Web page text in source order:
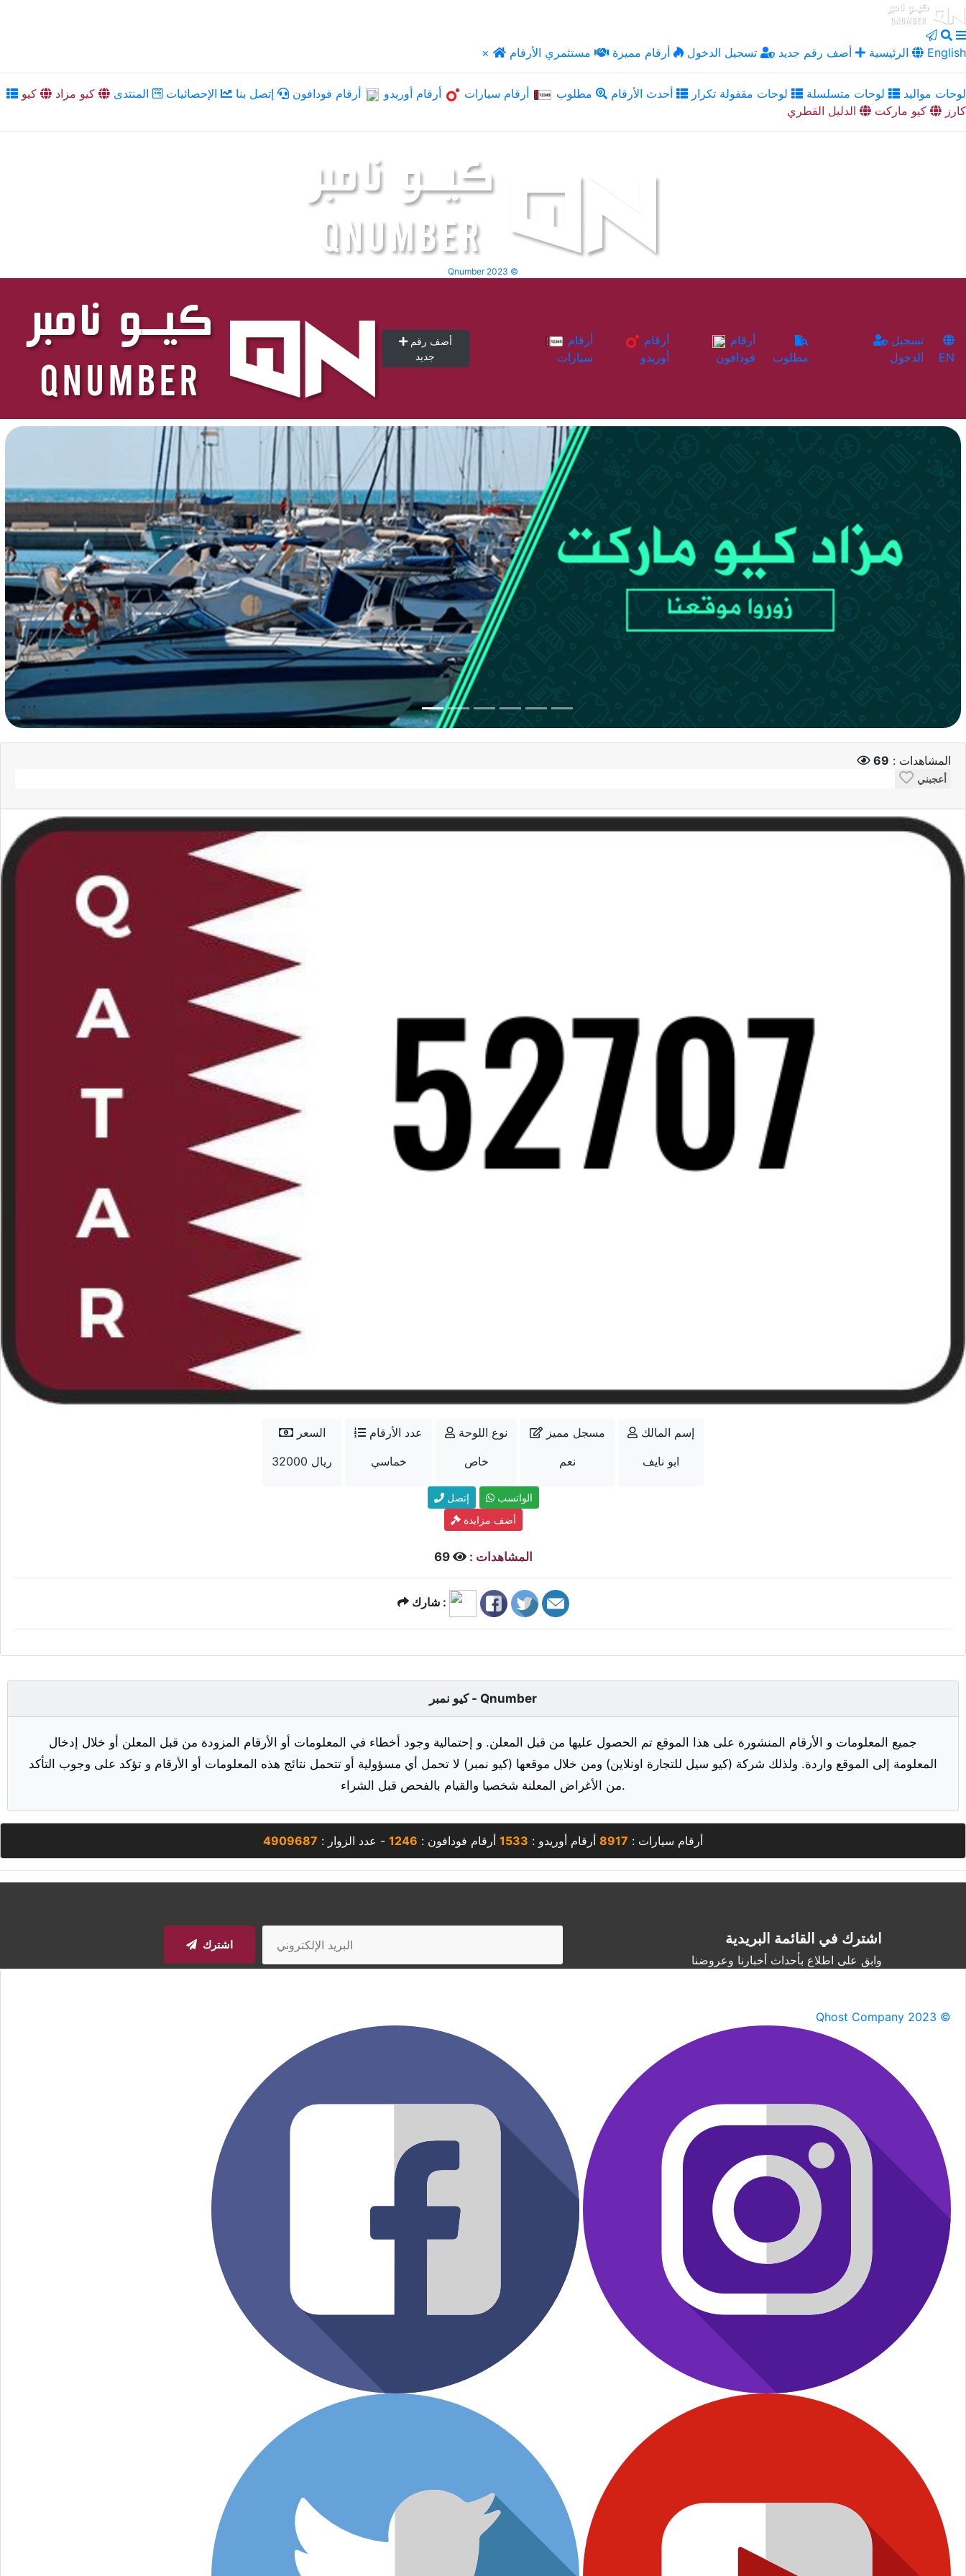
× الرئيسية أضف رقم جديد تسجيل الدخول أرقام مميزة مستثمري الأرقام English
لوحات مواليد لوحات متسلسلة لوحات مقفولة تكرار أحدث الأرقام مطلوب أرقام سيارات أرقام أوريدو أرقام فودافون إتصل بنا الإحصائيات المنتدى كيو مزاد
كيو
كارز
كيو ماركت الدليل القطري
Qnumber 2023 ©
أضف رقم
جديد
سيارات
أوريدو
فودافون
مطلوب
الدخول
EN